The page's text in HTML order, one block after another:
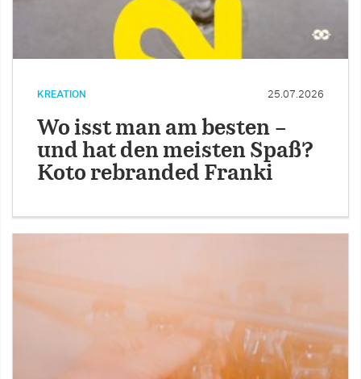
KREATION 25.07.2026
Wo isst man am besten –
und hat den meisten Spaß?
Koto rebranded Franki